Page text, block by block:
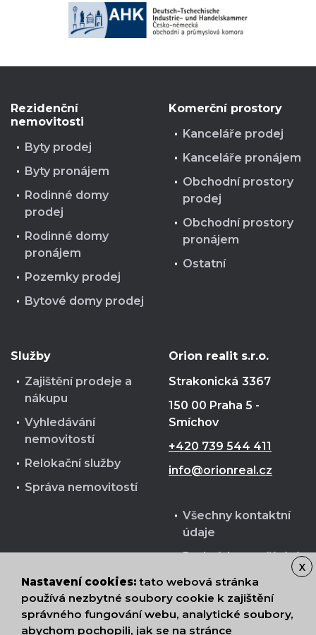
Rezidenční
nemovitosti
Byty prodej
Byty pronájem
Rodinné domy
prodej
Rodinné domy
pronájem
Pozemky prodej
Bytové domy prodej
Komerční prostory
Kanceláře prodej
Kanceláře pronájem
Obchodní prostory
prodej
Obchodní prostory
pronájem
Ostatní
Služby
Zajištění prodeje a
nákupu
Vyhledávání
nemovitostí
Relokační služby
Správa nemovitostí
Orion realit s.r.o.
Strakonická 3367
150 00 Praha 5 -
Smíchov
+420 739 544 411
info@orionreal.cz
Všechny kontaktní
údaje
Podmínky používání
Zpracování osobních
údajů
X
Nastavení cookies: tato webová stránka
používá nezbytné soubory cookie k zajištění
správného fungování webu, analytické soubory,
abychom pochopili, jak se na stránce